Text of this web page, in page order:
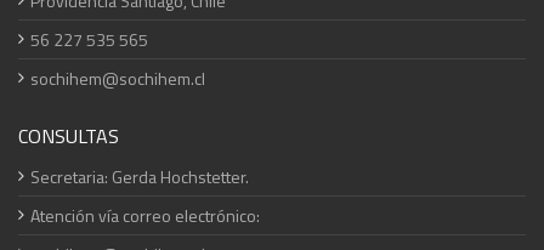
56 227 535 565
sochihem@sochihem.cl
CONSULTAS
Secretaria: Gerda Hochstetter.
Atención vía correo electrónico: